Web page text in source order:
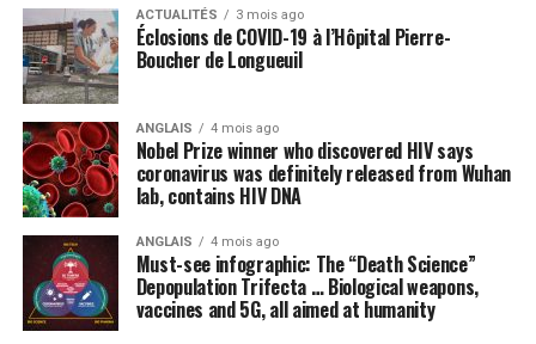
ACTUALITÉS 3 mois ago
Éclosions de COVID-19 à l’Hôpital Pierre-
Boucher de Longueuil
ANGLAIS 4 mois ago
Nobel Prize winner who discovered HIV says
coronavirus was definitely released from Wuhan
lab, contains HIV DNA
ANGLAIS 4 mois ago
Must-see infographic: The “Death Science”
Depopulation Trifecta … Biological weapons,
vaccines and 5G, all aimed at humanity